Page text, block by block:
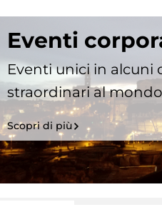
Eventi
Eventi unici in alcuni
straordinari al
Scopri di più